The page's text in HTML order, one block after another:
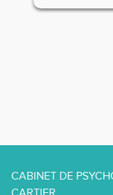
CABINET DE